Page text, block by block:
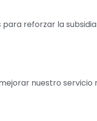
reforzar la
nuestro servicio